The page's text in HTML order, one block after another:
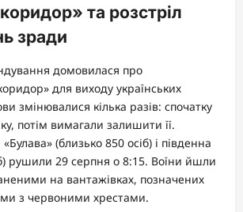
та розстріл
зради
домовилася про
для виходу українських
змінювалися кілька разів: спочатку
потім вимагали залишити її.
(близько 850 осіб) і південна
рушили 29 серпня о 8:15. Воїни йшли
на вантажівках, позначених
з червоними хрестами.